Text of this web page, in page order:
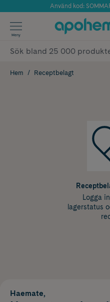
Använd kod:
✓
✓ Poäng
Meny
Hem Receptbelagt
Logga
lagerstatus
Haemate,